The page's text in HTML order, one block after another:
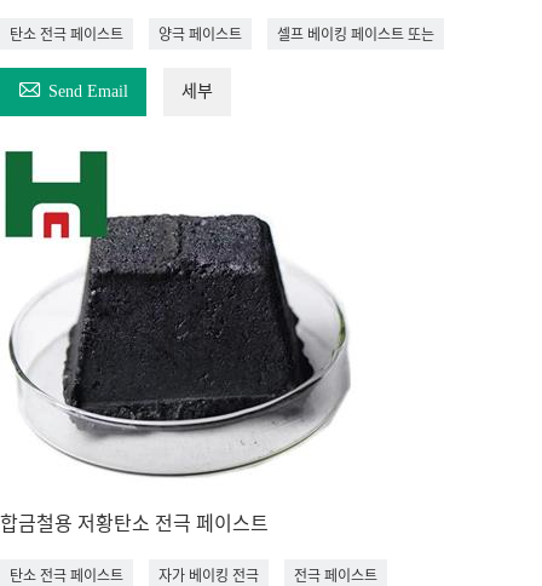
탄소 전극 페이스트 양극 페이스트 셀프 베이킹 페이스트 또는
 Send Email 세부
합금철용 저황탄소 전극 페이스트
탄소 전극 페이스트 자가 베이킹 전극 전극 페이스트